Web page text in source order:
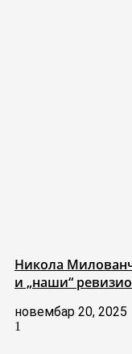
Никола
и „наши“
новембар 20, 2025